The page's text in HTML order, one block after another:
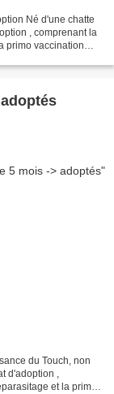
Né d'une chatte
, comprenant la
primo vaccination
du Touch, non
d'adoption ,
et la primo